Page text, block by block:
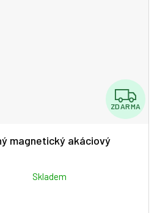
Z
D
ZDARMA
magnetický akáciový
Skladem